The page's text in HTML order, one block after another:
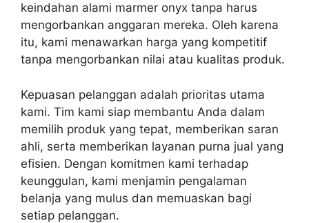
keindahan alami marmer onyx tanpa harus
mengorbankan anggaran mereka. Oleh karena
itu, kami menawarkan harga yang kompetitif
tanpa mengorbankan nilai atau kualitas produk.
Kepuasan pelanggan adalah prioritas utama
kami. Tim kami siap membantu Anda dalam
memilih produk yang tepat, memberikan saran
ahli, serta memberikan layanan purna jual yang
efisien. Dengan komitmen kami terhadap
keunggulan, kami menjamin pengalaman
belanja yang mulus dan memuaskan bagi
setiap pelanggan.